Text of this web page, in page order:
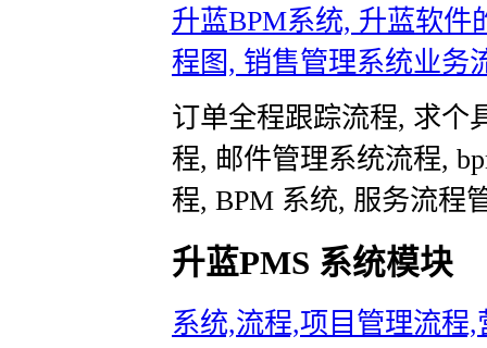
升蓝BPM系统, 升蓝软件
程图, 销售管理系统业务
订单全程跟踪流程, 求个
程, 邮件管理系统流程,
程, BPM 系统, 服务流程
升蓝PMS 系统模块
系统,流程,项目管理流程